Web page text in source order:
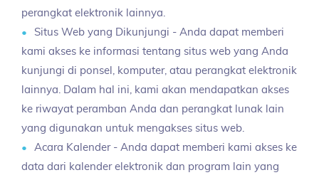
perangkat elektronik lainnya.
Situs Web yang Dikunjungi - Anda dapat memberi
kami akses ke informasi tentang situs web yang Anda
kunjungi di ponsel, komputer, atau perangkat elektronik
lainnya. Dalam hal ini, kami akan mendapatkan akses
ke riwayat peramban Anda dan perangkat lunak lain
yang digunakan untuk mengakses situs web.
Acara Kalender - Anda dapat memberi kami akses ke
data dari kalender elektronik dan program lain yang